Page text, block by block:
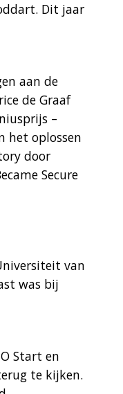
Dit jaar
aan de
de Graaf
–
het oplossen
door
Secure
van
was bij
Start en
te kijken.